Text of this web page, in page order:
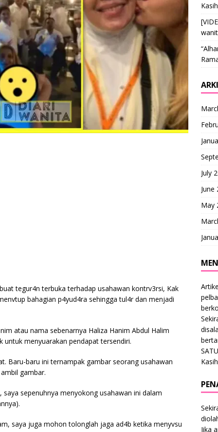
tegur4n terbuka terhadap usahawan kontrv3rsi, Kak
bahagian p4yud4ra sehingga tul4r dan menjadi
atau nama sebenarnya Haliza Hanim Abdul Halim
untuk menyuarakan pendapat tersendiri.
Baru-baru ini ternampak gambar seorang usahawan
gambar.
saya sepenuhnya menyokong usahawan ini dalam
saya juga mohon tolonglah jaga ad4b ketika menyvsu
July
June
May
Jika